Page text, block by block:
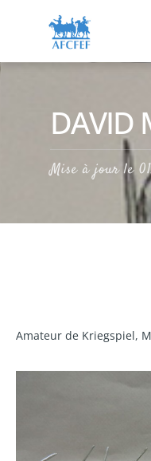
DAVID
Mise à jour le
Amateur de Kriegspiel,